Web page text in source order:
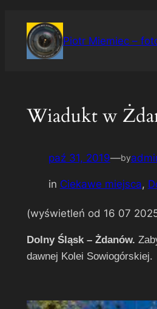
treści
Piotr Miemiec –
Wiadukt w
paź 31, 2019—by
in Ciekawe miejsca,
(wyświetleń od 16 07
Dolny Śląsk – Żdanów.
dawnej Kolei Sowiogórskiej.